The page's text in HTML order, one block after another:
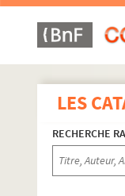
LES
RECHERCHE
A
A bis
A bis
A
A bis
A bis
A